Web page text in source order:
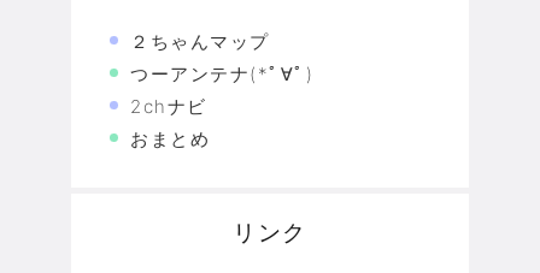
２ちゃんマップ
つーアンテナ(*ﾟ∀ﾟ)
2chナビ
おまとめ
リンク